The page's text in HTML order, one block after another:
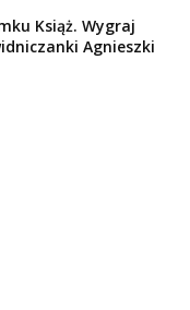
Książ. Wygraj
Agnieszki